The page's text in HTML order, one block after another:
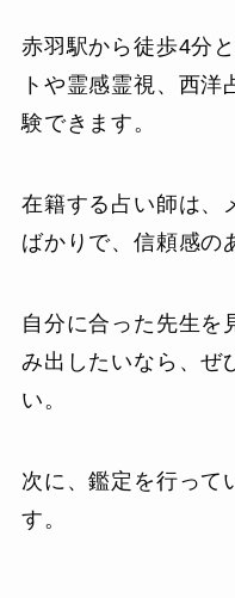
赤羽駅から徒歩4分
トや霊感霊視、西
験できます。
在籍する占い師は、
ばかりで、信頼感の
自分に合った先生を
み出したいなら、ぜ
い。
次に、鑑定を行って
す。